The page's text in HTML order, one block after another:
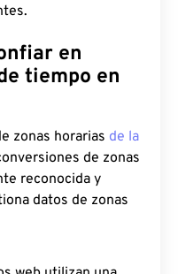
en
tiempo en
zonas horarias de la
de zonas
reconocida y
datos de zonas